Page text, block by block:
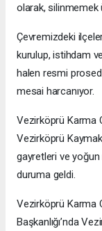
olarak,
Çevremizdeki
kurulup, istihdam
halen resmi
mesai harcanıyor.
Vezirköprü Karma
Vezirköprü
gayretleri ve yoğun
duruma geldi.
Vezirköprü Karma
Başkanlığı’nda